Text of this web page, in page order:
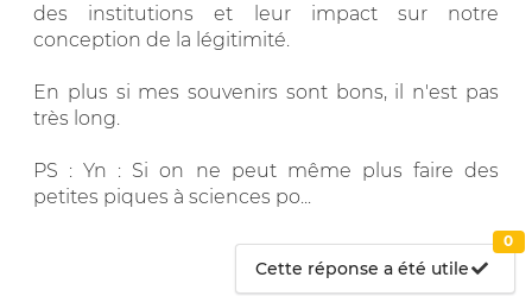
des institutions et leur impact sur notre
conception de la légitimité.
En plus si mes souvenirs sont bons, il n'est pas
très long.
PS : Yn : Si on ne peut même plus faire des
petites piques à sciences po...
Cette réponse a été utile
0